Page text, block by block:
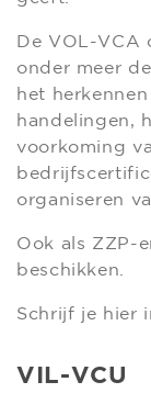
De VOL-VCA
onder meer
het
handelingen,
voorkoming
organiseren
Ook als ZZP-
beschikken.
Schrijf je hier
VIL-VCU